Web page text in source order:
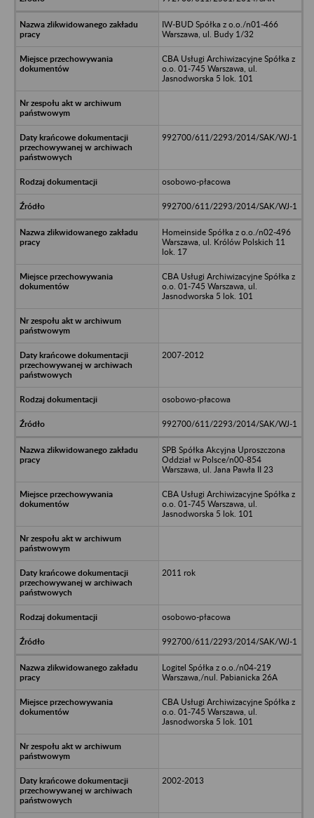
IW-BUD Spółka z o.o./n01-466
Warszawa, ul. Budy 1/32
CBA Usługi Archiwizacyjne Spółka z
o.o. 01-745 Warszawa, ul.
Jasnodworska 5 lok. 101
992700/611/2293/2014/SAK/WJ-1
osobowo-płacowa
992700/611/2293/2014/SAK/WJ-1
Homeinside Spółka z o.o./n02-496
Warszawa, ul. Królów Polskich 11
lok. 17
CBA Usługi Archiwizacyjne Spółka z
o.o. 01-745 Warszawa, ul.
Jasnodworska 5 lok. 101
2007-2012
osobowo-płacowa
992700/611/2293/2014/SAK/WJ-1
SPB Spółka Akcyjna Uproszczona
Oddział w Polsce/n00-854
Warszawa, ul. Jana Pawła II 23
CBA Usługi Archiwizacyjne Spółka z
o.o. 01-745 Warszawa, ul.
Jasnodworska 5 lok. 101
2011 rok
osobowo-płacowa
992700/611/2293/2014/SAK/WJ-1
Logitel Spółka z o.o./n04-219
Warszawa,/nul. Pabianicka 26A
CBA Usługi Archiwizacyjne Spółka z
o.o. 01-745 Warszawa, ul.
Jasnodworska 5 lok. 101
2002-2013